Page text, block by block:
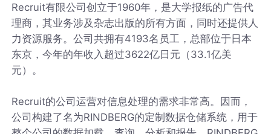
Recruit有限公司创立于1960年，是大学报纸的广告代
理商，其业务涉及杂志出版的所有方面，同时还提供人
力资源服务。公司共拥有4193名员工，总部位于日本
东京，今年的年收入超过3622亿日元（33.1亿美
元）。
Recruit的公司运营对信息处理的需求非常高。因而，
公司构建了名为RINDBERG的定制数据仓储系统，用于